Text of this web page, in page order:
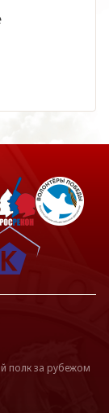
полк за рубежом